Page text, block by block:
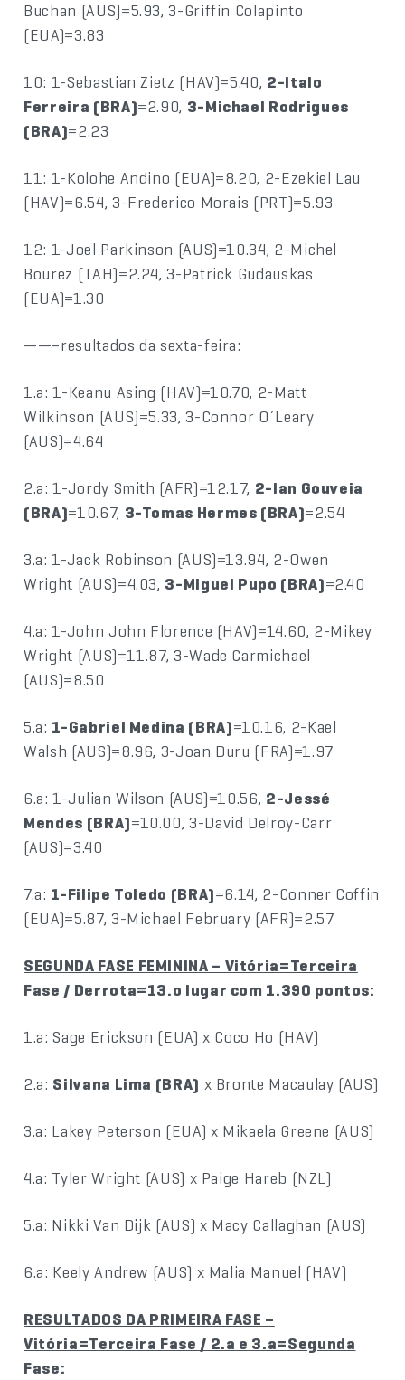
Buchan (AUS)=5.93, 3-Griffin Colapinto
(EUA)=3.83
10: 1-Sebastian Zietz (HAV)=5.40, 2-Italo
Ferreira (BRA)=2.90, 3-Michael Rodrigues
(BRA)=2.23
11: 1-Kolohe Andino (EUA)=8.20, 2-Ezekiel Lau
(HAV)=6.54, 3-Frederico Morais (PRT)=5.93
12: 1-Joel Parkinson (AUS)=10.34, 2-Michel
Bourez (TAH)=2.24, 3-Patrick Gudauskas
(EUA)=1.30
——–resultados da sexta-feira:
1.a: 1-Keanu Asing (HAV)=10.70, 2-Matt
Wilkinson (AUS)=5.33, 3-Connor O´Leary
(AUS)=4.64
2.a: 1-Jordy Smith (AFR)=12.17, 2-Ian Gouveia
(BRA)=10.67, 3-Tomas Hermes (BRA)=2.54
3.a: 1-Jack Robinson (AUS)=13.94, 2-Owen
Wright (AUS)=4.03, 3-Miguel Pupo (BRA)=2.40
4.a: 1-John John Florence (HAV)=14.60, 2-Mikey
Wright (AUS)=11.87, 3-Wade Carmichael
(AUS)=8.50
5.a: 1-Gabriel Medina (BRA)=10.16, 2-Kael
Walsh (AUS)=8.96, 3-Joan Duru (FRA)=1.97
6.a: 1-Julian Wilson (AUS)=10.56, 2-Jessé
Mendes (BRA)=10.00, 3-David Delroy-Carr
(AUS)=3.40
7.a: 1-Filipe Toledo (BRA)=6.14, 2-Conner Coffin
(EUA)=5.87, 3-Michael February (AFR)=2.57
SEGUNDA FASE FEMININA – Vitória=Terceira
Fase / Derrota=13.o lugar com 1.390 pontos:
1.a: Sage Erickson (EUA) x Coco Ho (HAV)
2.a: Silvana Lima (BRA) x Bronte Macaulay (AUS)
3.a: Lakey Peterson (EUA) x Mikaela Greene (AUS)
4.a: Tyler Wright (AUS) x Paige Hareb (NZL)
5.a: Nikki Van Dijk (AUS) x Macy Callaghan (AUS)
6.a: Keely Andrew (AUS) x Malia Manuel (HAV)
RESULTADOS DA PRIMEIRA FASE –
Vitória=Terceira Fase / 2.a e 3.a=Segunda
Fase: